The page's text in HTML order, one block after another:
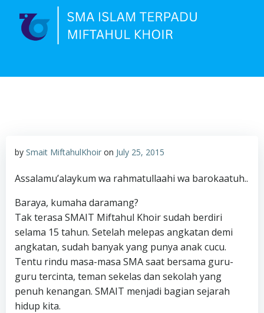
to
content
by Smait MiftahulKhoir on July 25, 2015
Assalamu’alaykum wa rahmatullaahi wa barokaatuh..
Baraya, kumaha daramang?
Tak terasa SMAIT Miftahul Khoir sudah berdiri
selama 15 tahun. Setelah melepas angkatan demi
angkatan, sudah banyak yang punya anak cucu.
Tentu rindu masa-masa SMA saat bersama guru-
guru tercinta, teman sekelas dan sekolah yang
penuh kenangan. SMAIT menjadi bagian sejarah
hidup kita.